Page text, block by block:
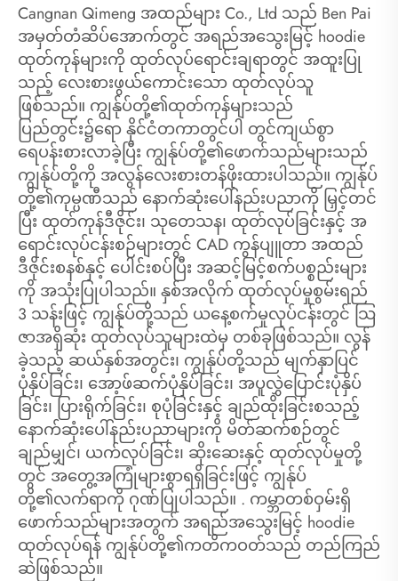
Cangnan Qimeng အထည်များ Co., Ltd သည် Ben Pai
အမှတ်တံဆိပ်အောက်တွင် အရည်အသွေးမြင့် hoodie
ထုတ်ကုန်များကို ထုတ်လုပ်ရောင်းချရာတွင် အထူးပြု
သည့် လေးစားဖွယ်ကောင်းသော ထုတ်လုပ်သူ
ဖြစ်သည်။ ကျွန်ုပ်တို့၏ထုတ်ကုန်များသည်
ပြည်တွင်း၌ရော နိုင်ငံတကာတွင်ပါ တွင်ကျယ်စွာ
ရေပန်းစားလာခဲ့ပြီး ကျွန်ုပ်တို့၏ဖောက်သည်များသည်
ကျွန်ုပ်တို့ကို အလွန်လေးစားတန်ဖိုးထားပါသည်။ ကျွန်ုပ်
တို့၏ကုမ္ပဏီသည် နောက်ဆုံးပေါ်နည်းပညာကို မြှင့်တင်
ပြီး ထုတ်ကုန်ဒီဇိုင်း၊ သုတေသန၊ ထုတ်လုပ်ခြင်းနှင့် အ
ရောင်းလုပ်ငန်းစဉ်များတွင် CAD ကွန်ပျူတာ အထည်
ဒီဇိုင်းစနစ်နှင့် ပေါင်းစပ်ပြီး အဆင့်မြင့်စက်ပစ္စည်းများ
ကို အသုံးပြုပါသည်။ နှစ်အလိုက် ထုတ်လုပ်မှုစွမ်းရည်
3 သန်းဖြင့် ကျွန်ုပ်တို့သည် ယနေ့စက်မှုလုပ်ငန်းတွင် သြ
ဇာအရှိဆုံး ထုတ်လုပ်သူများထဲမှ တစ်ခုဖြစ်သည်။ လွန်
ခဲ့သည့် ဆယ်နှစ်အတွင်း၊ ကျွန်ုပ်တို့သည် မျက်နှာပြင်
ပုံနှိပ်ခြင်း၊ အော့ဖ်ဆက်ပုံနှိပ်ခြင်း၊ အပူလွှဲပြောင်းပုံနှိပ်
ခြင်း၊ ပြားရိုက်ခြင်း၊ စုပုံခြင်းနှင့် ချည်ထိုးခြင်းစသည့်
နောက်ဆုံးပေါ်နည်းပညာများကို မိတ်ဆက်စဉ်တွင်
ချည်မျှင်၊ ယက်လုပ်ခြင်း၊ ဆိုးဆေးနှင့် ထုတ်လုပ်မှုတို့
တွင် အတွေ့အကြုံများစွာရရှိခြင်းဖြင့် ကျွန်ုပ်
တို့၏လက်ရာကို ဂုဏ်ပြုပါသည်။ . ကမ္ဘာတစ်ဝှမ်းရှိ
ဖောက်သည်များအတွက် အရည်အသွေးမြင့် hoodie
ထုတ်လုပ်ရန် ကျွန်ုပ်တို့၏ကတိကဝတ်သည် တည်ကြည်
ဆဲဖြစ်သည်။